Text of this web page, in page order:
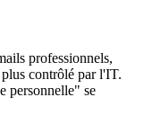
professionnels,
contrôlé par l'IT.
personnelle" se